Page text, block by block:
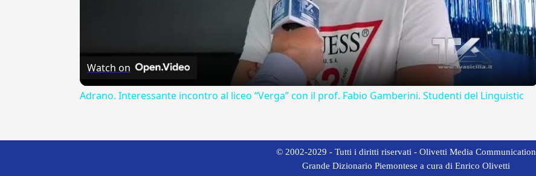
Video
Watch on
Adrano. Interessante incontro al liceo “Verga” con il prof. Fabio Gamberini. Studenti del Linguistic
© 2002-2029 - Tutti i diritti riservati - Olivetti Media Communication
Grande Dizionario Piemontese a cura di Enrico Olivetti